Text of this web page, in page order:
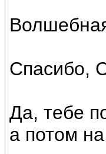
Спасибо,
Да, тебе
а потом